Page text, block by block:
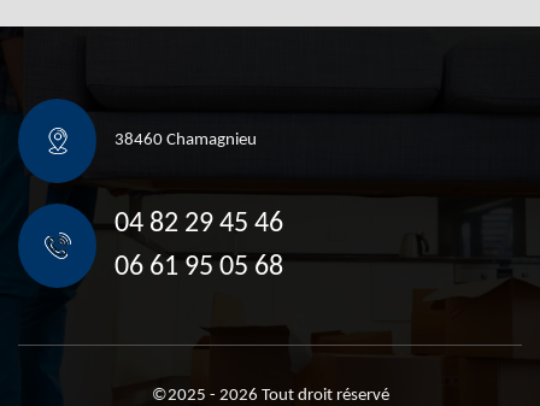
38460 Chamagnieu
04 82 29 45 46
06 61 95 05 68
©2025 - 2026 Tout droit réservé